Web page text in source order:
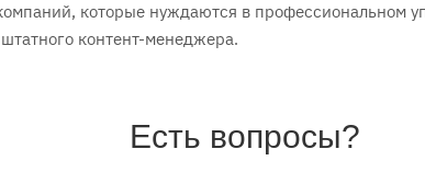
которые нуждаются в профессиональном
контент-менеджера.
Есть вопросы?